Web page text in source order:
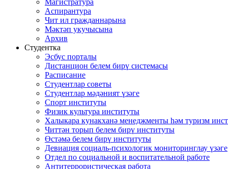
Аспирантура
Чит ил гражданнарына
Мәктәп укучысына
Архив
Студентка
Эсбус порталы
Дистанцион белем бирү системасы
Расписание
Студентлар советы
Студентлар мәдәният үзәге
Спорт институты
Физик культура институты
Халыкара кунакханә менеджменты һәм туризм
Читтән торып белем бирү институты
Өстәмә белем бирү институты
Девиация социаль-психологик мониторинглау үзәге
Отдел по социальной и воспитательной работе
Антитеррористическая работа